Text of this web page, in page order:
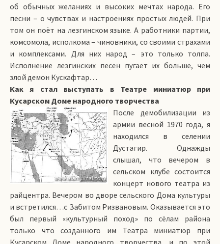
об обычных желаниях и высоких мечтах народа. Его
песни – о чувствах и настроениях простых людей. При
том он поёт на лезгинском языке. А работники партии,
комсомола, исполкома – чиновники, со своими страхами
и комплексами. Для них народ – это только толпа.
Исполнение лезгинских песен пугает их больше, чем
злой демон Кускафтар…
Как я стал выступать в Театре миниатюр при
Кусарском Доме народного творчества
После демобилизации из
армии весной 1970 года, я
находился в селении
Дустагир. Однажды
слышал, что вечером в
сельском клубе состоится
концерт нового театра из
райцентра. Вечером во дворе сельского Дома культуры
и встретился…с Забитом Ризвановым. Оказывается это
был первый «культурный поход» по сёлам района
только что созданного им Театра миниатюр при
Кусарском Доме народного творчества, и по этой